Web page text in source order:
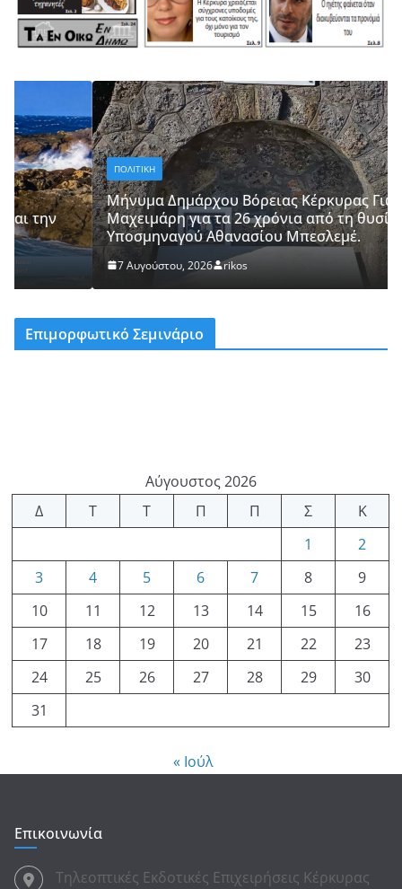
ΠΟΛΙΤΙΚΗ
Μήνυμα Δημάρχου Βόρειας Κέρκυρας Γιώργου
Μαχειμάρη για τα 26 χρόνια από τη θυσία του
Υποσμηναγού Αθανασίου Μπεσλεμέ.
7 Αυγούστου, 2026 rikos
Επιμορφωτικό Σεμινάριο
Αύγουστος 2026
Δ
Τ Τ Π Π Σ
Κ
1
2
3
4 5 6 7 8
9
10
11 12 13 14 15
16
17
18 19 20 21 22
23
24
25 26 27 28 29
30
31
« Ιούλ
Επικοινωνία
Τηλεοπτικές Εκδοτικές Επιχειρήσεις Κέρκυρας